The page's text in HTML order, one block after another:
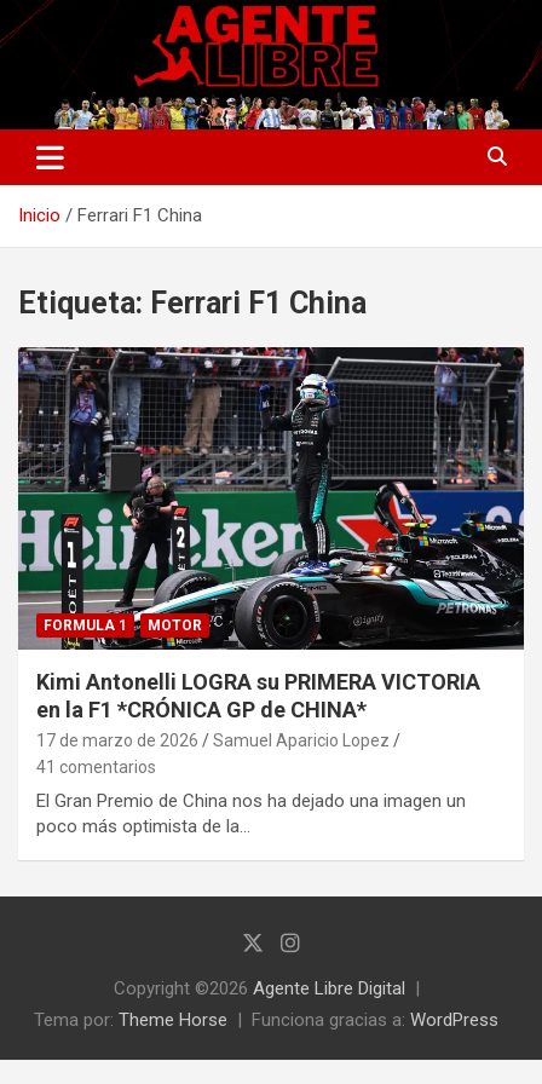
Saltar
al
Agente Libre Digital
La nueva generación del periodismo deportivo.
Inicio Ferrari F1 China
Etiqueta: Ferrari F1 China
FORMULA 1 MOTOR
Kimi Antonelli LOGRA su PRIMERA VICTORIA
en la F1 *CRÓNICA GP de CHINA*
17 de marzo de 2026
Samuel Aparicio Lopez
41 comentarios
El Gran Premio de China nos ha dejado una imagen un
poco más optimista de la…
Copyright ©2026 Agente Libre Digital
Tema por: Theme Horse Funciona gracias a: WordPress